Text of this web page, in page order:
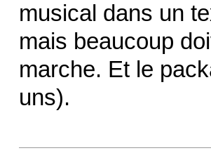
musical dans un
mais beaucoup
marche. Et le
uns).